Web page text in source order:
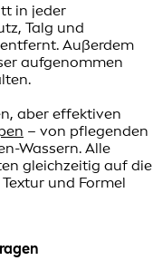
in jeder
Talg und
Außerdem
aufgenommen
aber effektiven
– von pflegenden
Wassern. Alle
gleichzeitig auf die
und Formel